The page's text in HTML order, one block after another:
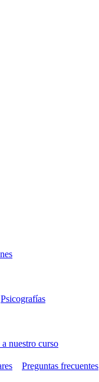
Psicografías
nuestro curso
Preguntas frecuentes